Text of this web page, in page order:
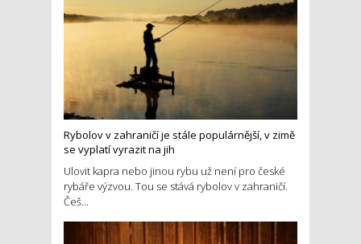
Rybolov v zahraničí je stále populárnější, v zimě
se vyplatí vyrazit na jih
Ulovit kapra nebo jinou rybu už není pro české
rybáře výzvou. Tou se stává rybolov v zahraničí.
Češ...